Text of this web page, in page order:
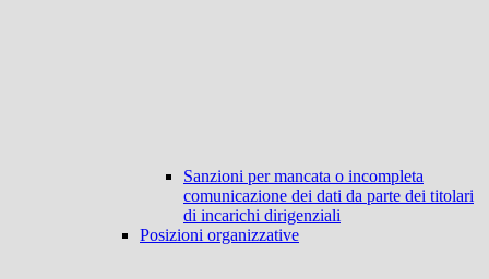
Sanzioni per mancata o incompleta
comunicazione dei dati da parte dei titolari
di incarichi dirigenziali
Posizioni organizzative